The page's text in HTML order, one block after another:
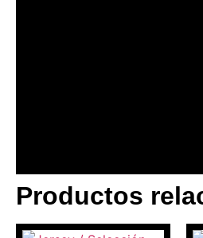
BANNER
Productos